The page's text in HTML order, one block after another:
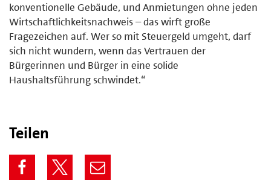
konventionelle Gebäude, und Anmietungen ohne jeden
Wirtschaftlichkeitsnachweis – das wirft große
Fragezeichen auf. Wer so mit Steuergeld umgeht, darf
sich nicht wundern, wenn das Vertrauen der
Bürgerinnen und Bürger in eine solide
Haushaltsführung schwindet.“
Teilen